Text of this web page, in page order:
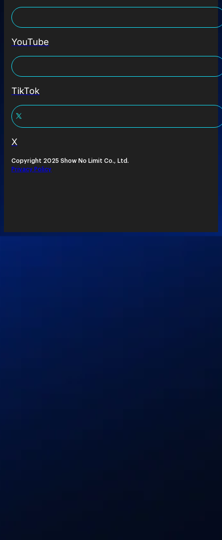
YouTube
TikTok
X
Copyright 2025 Show No Limit Co., Ltd.
Privacy Policy